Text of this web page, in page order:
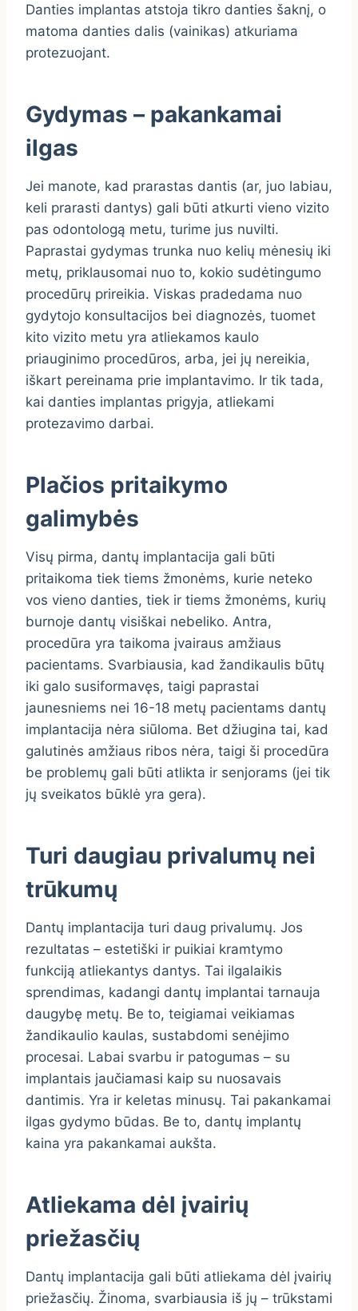
Danties implantas atstoja tikro danties šaknį, o
matoma danties dalis (vainikas) atkuriama
protezuojant.
Gydymas – pakankamai
ilgas
Jei manote, kad prarastas dantis (ar, juo labiau,
keli prarasti dantys) gali būti atkurti vieno vizito
pas odontologą metu, turime jus nuvilti.
Paprastai gydymas trunka nuo kelių mėnesių iki
metų, priklausomai nuo to, kokio sudėtingumo
procedūrų prireikia. Viskas pradedama nuo
gydytojo konsultacijos bei diagnozės, tuomet
kito vizito metu yra atliekamos kaulo
priauginimo procedūros, arba, jei jų nereikia,
iškart pereinama prie implantavimo. Ir tik tada,
kai danties implantas prigyja, atliekami
protezavimo darbai.
Plačios pritaikymo
galimybės
Visų pirma, dantų implantacija gali būti
pritaikoma tiek tiems žmonėms, kurie neteko
vos vieno danties, tiek ir tiems žmonėms, kurių
burnoje dantų visiškai nebeliko. Antra,
procedūra yra taikoma įvairaus amžiaus
pacientams. Svarbiausia, kad žandikaulis būtų
iki galo susiformavęs, taigi paprastai
jaunesniems nei 16-18 metų pacientams dantų
implantacija nėra siūloma. Bet džiugina tai, kad
galutinės amžiaus ribos nėra, taigi ši procedūra
be problemų gali būti atlikta ir senjorams (jei tik
jų sveikatos būklė yra gera).
Turi daugiau privalumų nei
trūkumų
Dantų implantacija turi daug privalumų. Jos
rezultatas – estetiški ir puikiai kramtymo
funkciją atliekantys dantys. Tai ilgalaikis
sprendimas, kadangi dantų implantai tarnauja
daugybę metų. Be to, teigiamai veikiamas
žandikaulio kaulas, sustabdomi senėjimo
procesai. Labai svarbu ir patogumas – su
implantais jaučiamasi kaip su nuosavais
dantimis. Yra ir keletas minusų. Tai pakankamai
ilgas gydymo būdas. Be to, dantų implantų
kaina yra pakankamai aukšta.
Atliekama dėl įvairių
priežasčių
Dantų implantacija gali būti atliekama dėl įvairių
priežasčių. Žinoma, svarbiausia iš jų – trūkstami